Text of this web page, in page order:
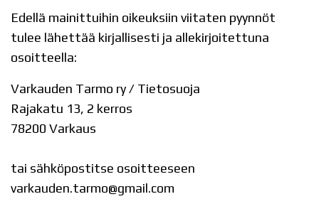
Edellä mainittuihin oikeuksiin viitaten pyynnöt
tulee lähettää kirjallisesti ja allekirjoitettuna
osoitteella:
Varkauden Tarmo ry / Tietosuoja
Rajakatu 13, 2 kerros
78200 Varkaus
tai sähköpostitse osoitteeseen
varkauden.tarmo@gmail.com